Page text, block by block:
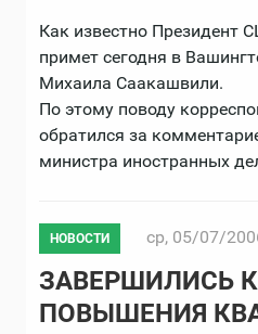
Как известно
примет сегодня в
Михаила Саакашвили.
По этому поводу
обратился за
министра иностранных
НОВОСТИ ср, 05/07/
ЗАВЕРШИЛИСЬ
ПОВЫШЕНИЯ